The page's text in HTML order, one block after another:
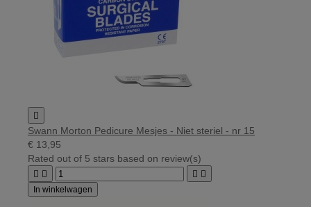

Swann Morton Pedicure Mesjes - Niet steriel - nr 15
€ 13,95
Rated out of 5 stars based on review(s)
   
In winkelwagen